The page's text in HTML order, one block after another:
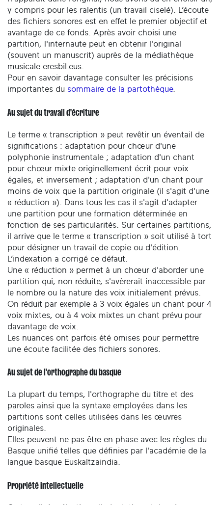
y compris pour les ralentis (un travail ciselé). L’écoute
des fichiers sonores est en effet le premier objectif et
avantage de ce fonds. Après avoir choisi une
partition, l'internaute peut en obtenir l'original
(souvent un manuscrit) auprès de la médiathèque
musicale eresbil.eus.
Pour en savoir davantage consulter les précisions
importantes du sommaire de la partothèque.
Au sujet du travail d'écriture
Le terme « transcription » peut revêtir un éventail de
significations : adaptation pour chœur d'une
polyphonie instrumentale ; adaptation d'un chant
pour chœur mixte originellement écrit pour voix
égales, et inversement ; adaptation d'un chant pour
moins de voix que la partition originale (il s'agit d'une
« réduction »). Dans tous les cas il s'agit d'adapter
une partition pour une formation déterminée en
fonction de ses particularités. Sur certaines partitions,
il arrive que le terme « transcription » soit utilisé à tort
pour désigner un travail de copie ou d'édition.
L’indexation a corrigé ce défaut.
Une « réduction » permet à un chœur d'aborder une
partition qui, non réduite, s'avèrerait inaccessible par
le nombre ou la nature des voix initialement prévus.
On réduit par exemple à 3 voix égales un chant pour 4
voix mixtes, ou à 4 voix mixtes un chant prévu pour
davantage de voix.
Les nuances ont parfois été omises pour permettre
une écoute facilitée des fichiers sonores.
Au sujet de l'orthographe du basque
La plupart du temps, l'orthographe du titre et des
paroles ainsi que la syntaxe employées dans les
partitions sont celles utilisées dans les œuvres
originales.
Elles peuvent ne pas être en phase avec les règles du
Basque unifié telles que définies par l'académie de la
langue basque Euskaltzaindia.
Propriété intellectuelle